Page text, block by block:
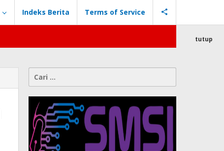
Indeks Berita Terms of Service
tutup
Cari
untuk: